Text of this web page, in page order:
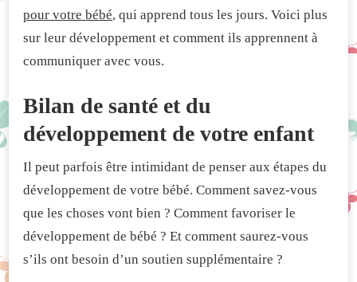
BÉBÉ
pour votre bébé, qui apprend tous les jours. Voici plus
sur leur développement et comment ils apprennent à
communiquer avec vous.
Bilan de santé et du
développement de votre enfant
Il peut parfois être intimidant de penser aux étapes du
développement de votre bébé. Comment savez-vous
que les choses vont bien ? Comment favoriser le
développement de bébé ? Et comment saurez-vous
s’ils ont besoin d’un soutien supplémentaire ?